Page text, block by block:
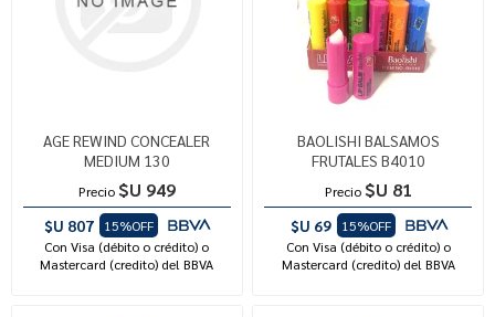
AGE REWIND CONCEALER
MEDIUM 130
Precio $U 949
$U 807
15%OFF
Con Visa (débito o crédito) o
Mastercard (credito) del BBVA
BAOLISHI BALSAMOS
FRUTALES B4010
Precio $U 81
$U 69
15%OFF
Con Visa (débito o crédito) o
Mastercard (credito) del BBVA